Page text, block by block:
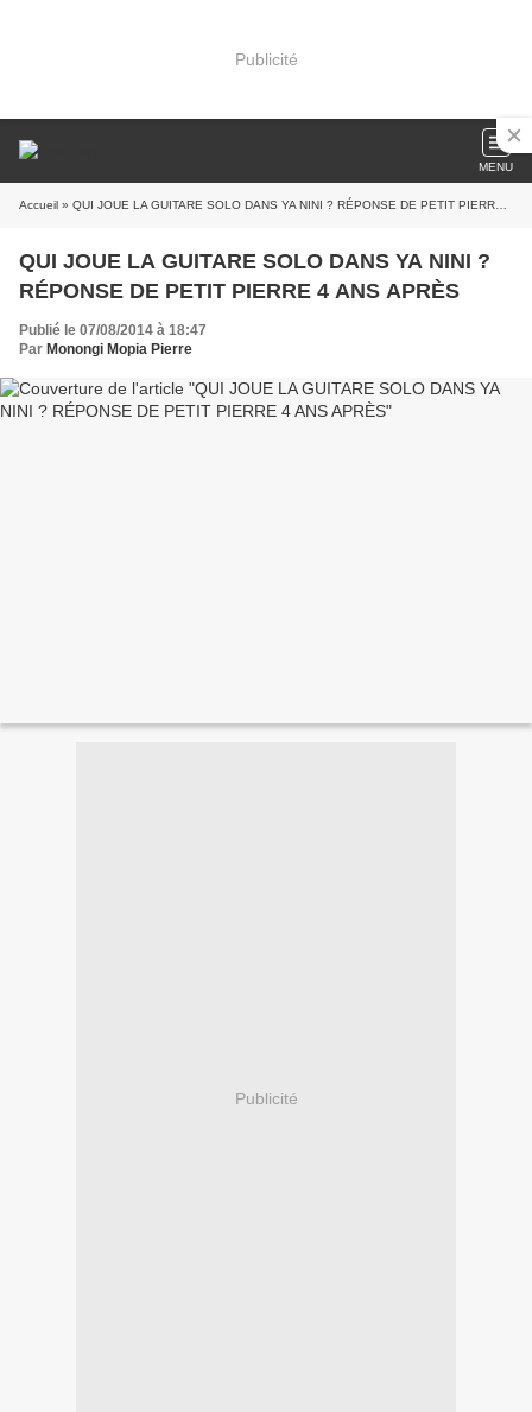
Publicité
MENU
Accueil » QUI JOUE LA GUITARE SOLO DANS YA NINI ? RÉPONSE DE PETIT PIERRE 4 ANS APRÈS
QUI JOUE LA GUITARE SOLO DANS YA NINI ?
RÉPONSE DE PETIT PIERRE 4 ANS APRÈS
Publié le 07/08/2014 à 18:47
Par Monongi Mopia Pierre
Publicité